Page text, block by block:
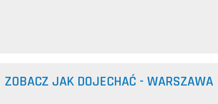
ZOBACZ JAK DOJECHAĆ - WARSZAWA